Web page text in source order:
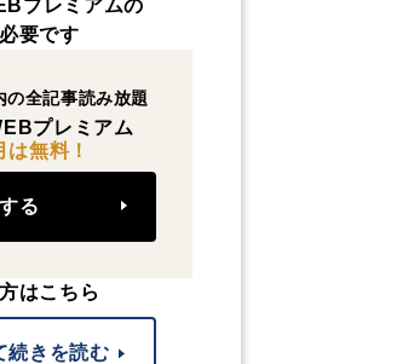
プレミアムの
要です
の全記事読み放題
プレミアム
無料！
る
はこちら
続きを読む